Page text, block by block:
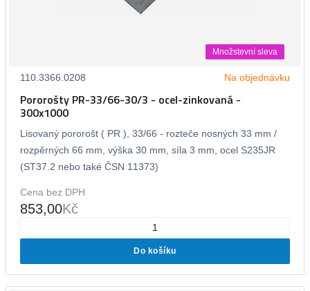
Množstevní sleva
110.3366.0208 Na objednávku
Pororošty PR-33/66-30/3 - ocel-zinkovaná -
300x1000
Lisovaný pororošt ( PR ), 33/66 - rozteče nosných 33 mm /
rozpěrných 66 mm, výška 30 mm, síla 3 mm, ocel S235JR
(ST37.2 nebo také ČSN 11373)
Cena bez DPH
853,00Kč
Do košíku